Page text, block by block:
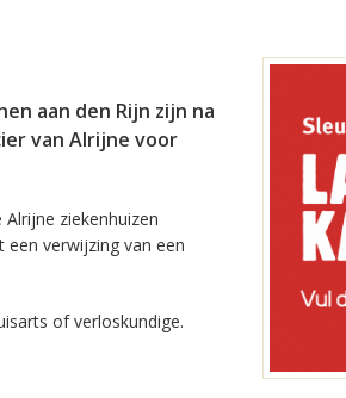
aan den Rijn zijn na
van Alrijne voor
ziekenhuizen
verwijzing van een
of verloskundige.